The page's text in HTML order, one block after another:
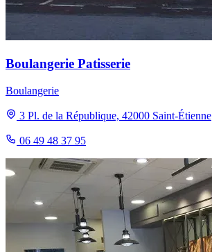
Boulangerie Patisserie
Boulangerie
3 Pl. de la République, 42000 Saint-Étienne
06 49 48 37 95